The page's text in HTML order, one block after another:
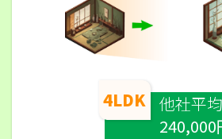
4LDK 他社平均
240,000